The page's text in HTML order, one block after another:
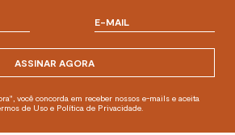
ASSINAR AGORA
você concorda em receber nossos e-mails e aceita
de Uso e Política de Privacidade.